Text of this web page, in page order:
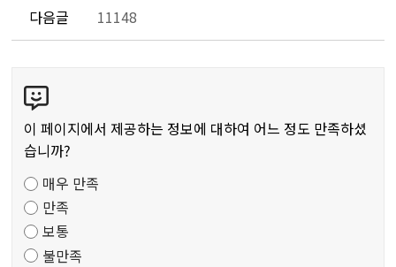
다음글 11148
텐
츠
만
도
조
사
이 페이지에서 제공하는 정보에 대하여 어느 정도 만족하셨
습니까?
매우 만족
만족
보통
불만족